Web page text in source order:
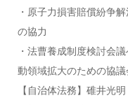
・原子力損害賠償紛争
の協力
・法曹養成制度検討会
動領域拡大のための協議
【自治体法務】碓井光